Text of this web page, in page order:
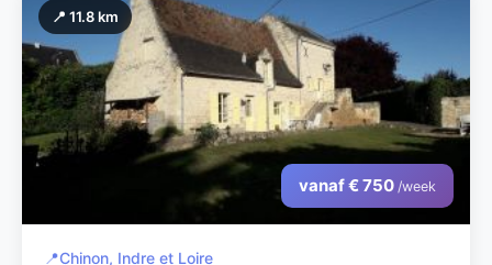
📍 11.8 km
vanaf € 750 /week
📍Chinon, Indre et Loire